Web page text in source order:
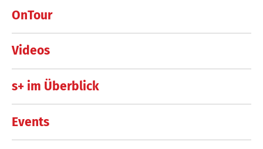
OnTour
Videos
s+ im Überblick
Events